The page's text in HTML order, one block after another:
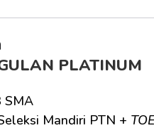
PLATINUM
SMA
Mandiri PTN +